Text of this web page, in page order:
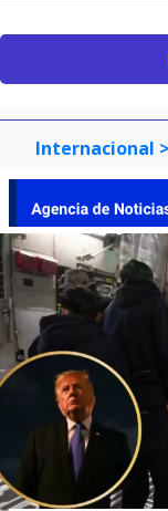
Internacional